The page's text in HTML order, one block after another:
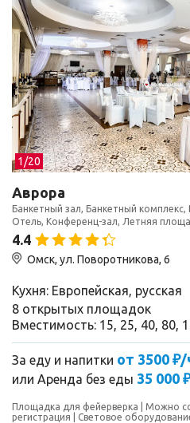
1/20
Аврора
Банкетный зал, Банкетный
Отель, Конференц-зал, Летняя
4.4
Омск, ул. Поворотникова, 6
Кухня: Европейская, русская
8 открытых площадок
Вместимость: 15, 25, 40, 80,
За еду и напитки от 3500 ₽/
или Аренда без еды 35 000 ₽
Площадка для фейерверка Можно
регистрация
Световое